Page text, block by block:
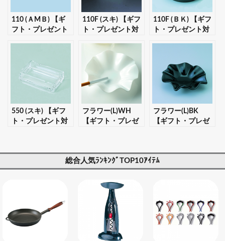
110 (ＡMＢ) 【ギ
フト・プレゼント
110F (スキ) 【ギフ
ト・プレゼント対
110F (ＢＫ) 【ギフ
ト・プレゼント対
550 (スキ) 【ギフ
ト・プレゼント対
フラワー(L)WH
【ギフト・プレゼ
フラワー(L)BK
【ギフト・プレゼ
総合人気ﾗﾝｷﾝｸﾞTOP10ｱｲﾃﾑ